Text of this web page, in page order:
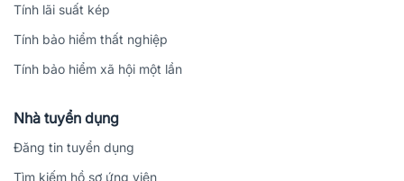
Tính lãi suất kép
Tính bảo hiểm thất nghiệp
Tính bảo hiểm xã hội một lần
Nhà tuyển dụng
Đăng tin tuyển dụng
Tìm kiếm hồ sơ ứng viên